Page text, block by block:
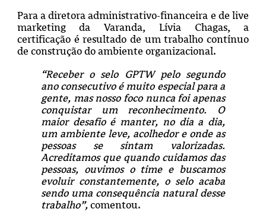
Para a diretora administrativo-financeira e de live
marketing da Varanda, Lívia Chagas, a
certificação é resultado de um trabalho contínuo
de construção do ambiente organizacional.
“Receber o selo GPTW pelo segundo
ano consecutivo é muito especial para a
gente, mas nosso foco nunca foi apenas
conquistar um reconhecimento. O
maior desafio é manter, no dia a dia,
um ambiente leve, acolhedor e onde as
pessoas se sintam valorizadas.
Acreditamos que quando cuidamos das
pessoas, ouvimos o time e buscamos
evoluir constantemente, o selo acaba
sendo uma consequência natural desse
trabalho”,comentou.